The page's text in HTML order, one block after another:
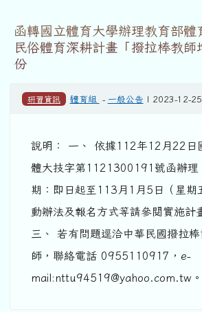
函轉國立體育大學辦理教育部
民俗體育深耕計畫「撥拉棒教師
份
研習資訊 體育組 - 一般公告 | 2023-12-
說明： 一、 依據112年12月22日
體大技字第1121300191號函辦理
期：即日起至113月1月5日（星期
動辦法及報名方式等請參閱實施計
三、 若有問題逕洽中華民國撥拉
師，聯絡電話 0955110917，e-
mail:nttu94519@yahoo.com.tw。